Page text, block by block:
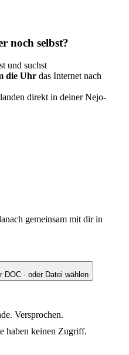
noch selbst?
und suchst
die Uhr das Internet nach
landen direkt in deiner Nejo-
gemeinsam mit dir in
DOC · oder Datei wählen
Versprochen.
haben keinen Zugriff.